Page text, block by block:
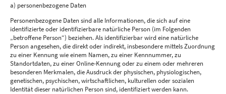
a) personenbezogene Daten
Personenbezogene Daten sind alle Informationen, die sich auf eine
identifizierte oder identifizierbare natürliche Person (im Folgenden
„betroffene Person“) beziehen. Als identifizierbar wird eine natürliche
Person angesehen, die direkt oder indirekt, insbesondere mittels Zuordnung
zu einer Kennung wie einem Namen, zu einer Kennnummer, zu
Standortdaten, zu einer Online-Kennung oder zu einem oder mehreren
besonderen Merkmalen, die Ausdruck der physischen, physiologischen,
genetischen, psychischen, wirtschaftlichen, kulturellen oder sozialen
Identität dieser natürlichen Person sind, identifiziert werden kann.